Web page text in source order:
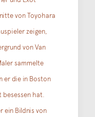
von Toyohara
zeigen,
von Van
sammelte
er die in Boston
besessen hat.
ein Bildnis von